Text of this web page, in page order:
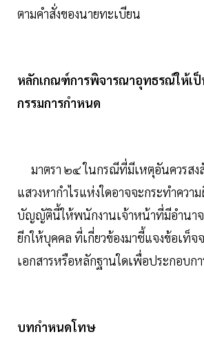
ตามคำสั่งของนายทะเบียน
หลักเกณฑ์การพิจารณาอุทธรณ์ให้เ
กรรมการกำหนด
มาตรา ๒๔ ในกรณีที่มีเหตุอันควรสงสั
แสวงหากำไรแห่งใดอาจจะกระทำควา
บัญญัตินี้ให้พนักงานเจ้าหน้าที่มีอำนาจ
ยีกให้บุคคล ที่เกี่ยวข้องมาชี้แจงข้อเท็จจ
เอกสารหรือหลักฐานใดเพื่อประกอบก
บทกำหนดโทษ